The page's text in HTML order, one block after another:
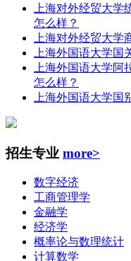
上海对外经贸大学
怎么样？
上海对外经贸大学
上海外国语大学国
上海外国语大学阿
怎么样？
上海外国语大学国
招生专业 more>
数字经济
工商管理学
金融学
经济学
概率论与数理统计
计算数学